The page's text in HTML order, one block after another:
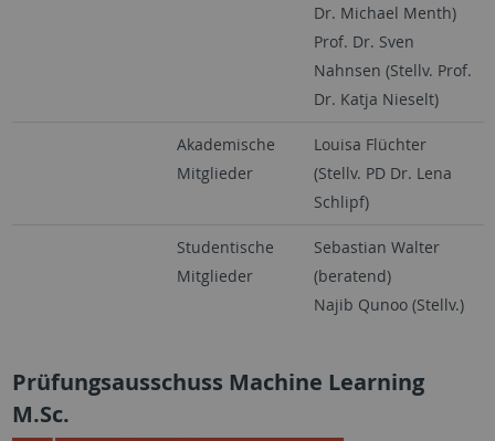
Dr. Michael Menth)
Prof. Dr. Sven
Nahnsen (Stellv. Prof.
Dr. Katja Nieselt)
Akademische
Mitglieder
Louisa Flüchter
(Stellv. PD Dr. Lena
Schlipf)
Studentische
Mitglieder
Sebastian Walter
(beratend)
Najib Qunoo (Stellv.)
Prüfungsausschuss Machine Learning
M.Sc.